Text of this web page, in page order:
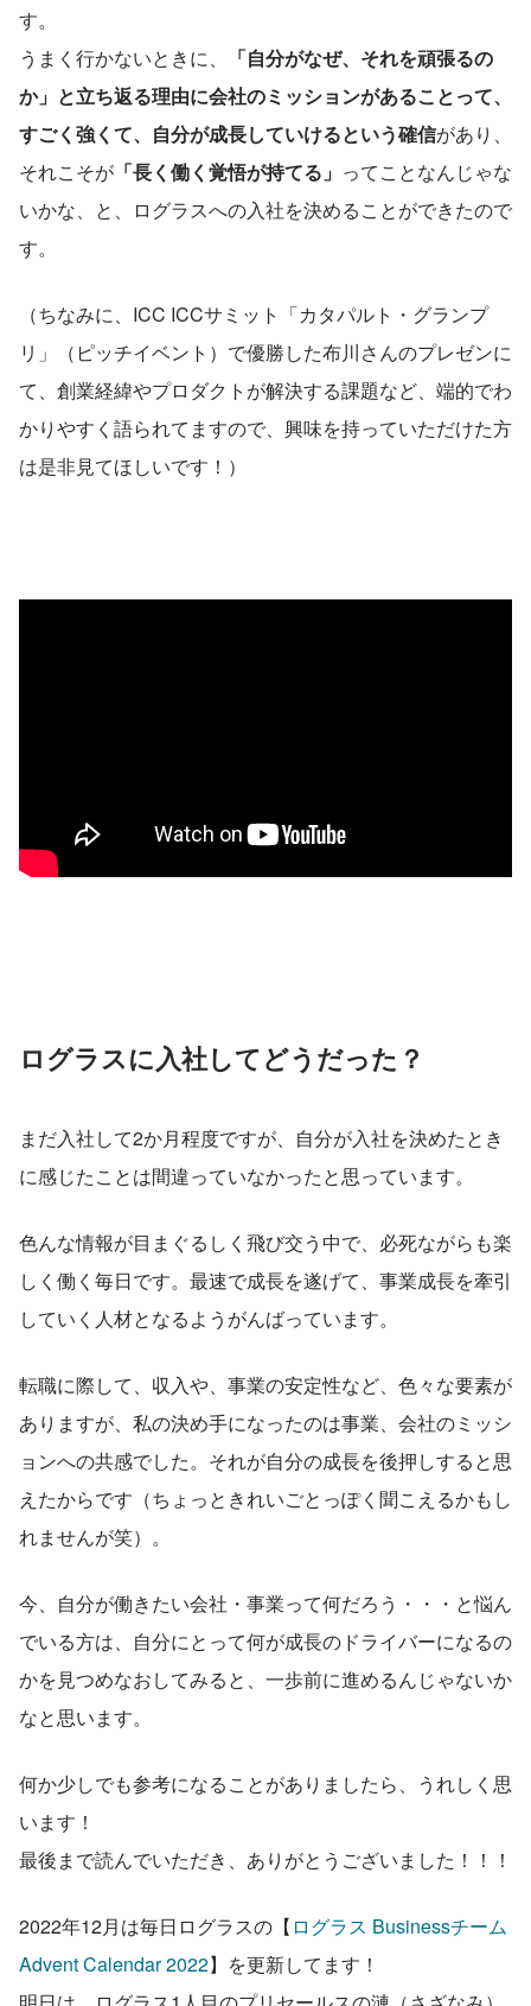
す。
うまく行かないときに、
「自分がなぜ、それを頑張るの
か」と立ち返る理由に会社のミッションがあることって、
すごく強くて、自分が成長していけるという確信があり、
それこそが 「長く働く覚悟が持てる」 ってことなんじゃな
いかな、と、ログラスへの入社を決めることができたので
す。
（ちなみに、ICC ICCサミット「カタパルト・グランプ
リ」（ピッチイベント）で優勝した布川さんのプレゼンに
て、創業経緯やプロダクトが解決する課題など、端的でわ
かりやすく語られてますので、興味を持っていただけた方
は是非見てほしいです！）
ログラスに入社してどうだった？
まだ入社して2か月程度ですが、自分が入社を決めたとき
に感じたことは間違っていなかったと思っています。
色んな情報が目まぐるしく飛び交う中で、必死ながらも楽
しく働く毎日です。最速で成長を遂げて、事業成長を牽引
していく人材となるようがんばっています。
転職に際して、収入や、事業の安定性など、色々な要素が
ありますが、私の決め手になったのは事業、会社のミッシ
ョンへの共感でした。それが自分の成長を後押しすると思
えたからです（ちょっときれいごとっぽく聞こえるかもし
れませんが笑）。
今、自分が働きたい会社・事業って何だろう・・・と悩ん
でいる方は、自分にとって何が成長のドライバーになるの
かを見つめなおしてみると、一歩前に進めるんじゃないか
なと思います。
何か少しでも参考になることがありましたら、うれしく思
います！
最後まで読んでいただき、ありがとうございました！！！
2022年12月は毎日ログラスの【 ログラス Businessチーム
Advent Calendar 2022】を更新してます！